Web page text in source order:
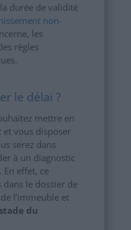
durée de validité
non-
les
règles
le délai ?
mettre en
vous disposer
serez dans
à un diagnostic
effet, ce
le dossier de
l’immeuble et
du